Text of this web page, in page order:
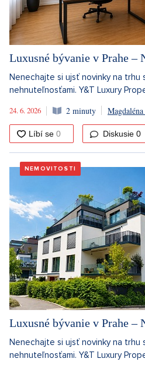
Luxusné bývanie v Prahe –
Nenechajte si ujsť novinky na trhu
nehnuteľnosťami. Y&T Luxury
24. 6. 2026
2 minuty
Diskusie 0
NEMOVITOSTI
Luxusné bývanie v Prahe –
Nenechajte si ujsť novinky na trhu
nehnuteľnosťami. Y&T Luxury